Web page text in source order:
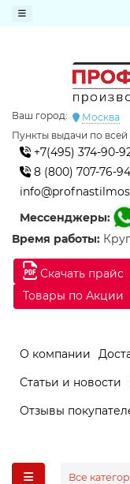
Скачать прайс
Товары по Акции
Ваш город:
Москва
Пункты выдачи по
+7(495) 374-90-
8 (800) 707-76-94
Мессенджеры:
Время работы:
О компании
Статьи и новости
Отзывы
Все